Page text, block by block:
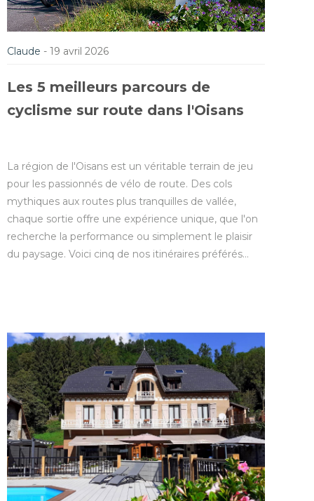
Claude - 19 avril 2026
Les 5 meilleurs parcours de
cyclisme sur route dans l'Oisans
La région de l'Oisans est un véritable terrain de jeu
pour les passionnés de vélo de route. Des cols
mythiques aux routes plus tranquilles de vallée,
chaque sortie offre une expérience unique, que l'on
recherche la performance ou simplement le plaisir
du paysage. Voici cinq de nos itinéraires préférés…